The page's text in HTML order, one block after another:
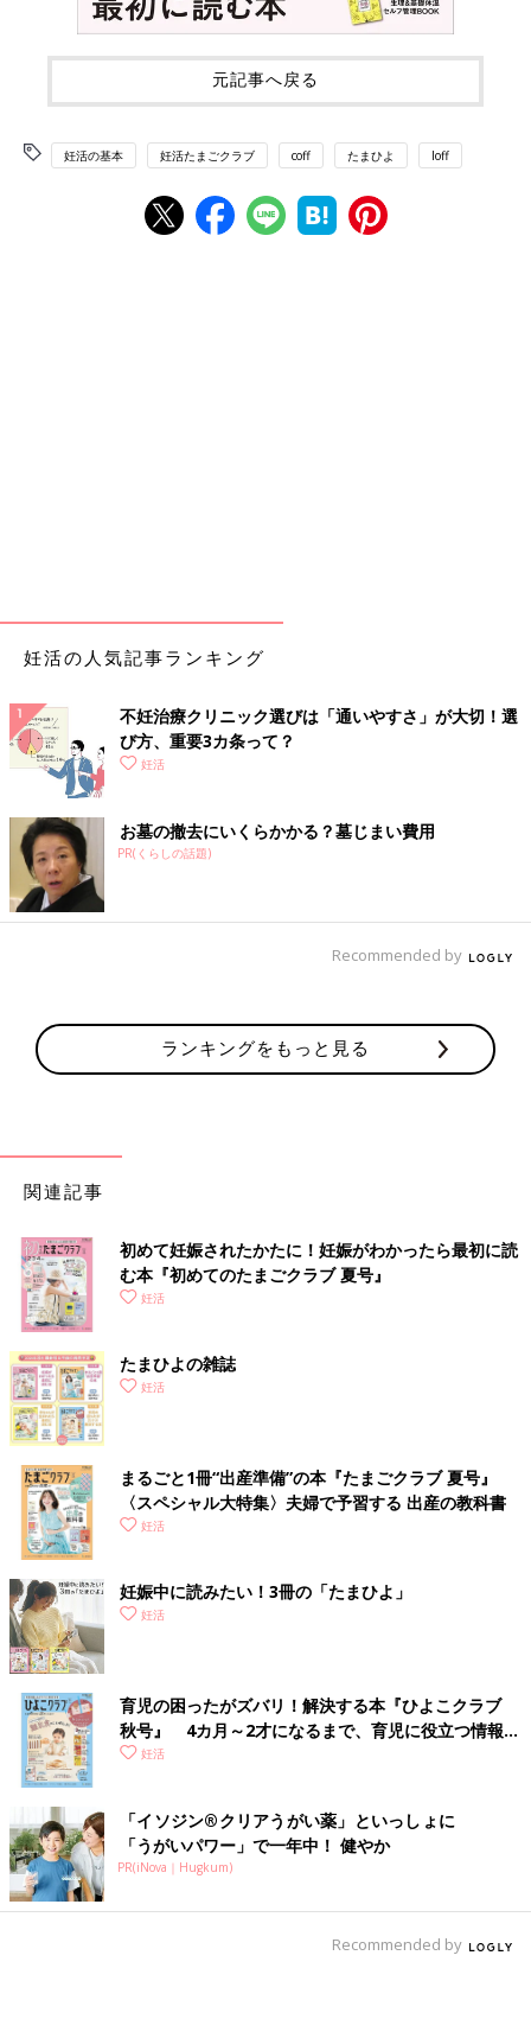
元記事へ戻る
妊活の基本 妊活たまごクラブ coff たまひよ loff
妊活の人気記事ランキング
不妊治療クリニック選びは「通いやすさ」が大切！選
び方、重要3カ条って？
妊活
お墓の撤去にいくらかかる？墓じまい費用
PR(くらしの話題)
Recommended by
ランキングをもっと見る
関連記事
初めて妊娠されたかたに！妊娠がわかったら最初に読
む本『初めてのたまごクラブ 夏号』
妊活
たまひよの雑誌
妊活
まるごと1冊“出産準備”の本『たまごクラブ 夏号』
〈スペシャル大特集〉夫婦で予習する 出産の教科書
妊活
妊娠中に読みたい！3冊の「たまひよ」
妊活
育児の困ったがズバリ！解決する本『ひよこクラブ
秋号』 4カ月～2才になるまで、育児に役立つ情報が
いっぱい！
妊活
「イソジン®クリアうがい薬」といっしょに
「うがいパワー」で一年中！ 健やか
PR(iNova｜Hugkum)
Recommended by